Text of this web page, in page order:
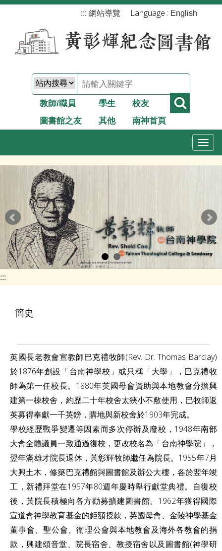
跳
::: 網站導覽 Language : English
教師/職員 學生
校友
圖書館之友
其他 南神首頁
T
l
e
n
a
i
o
n
:::
簡史
英國長老教會宣教師巴克禮牧師(Rev. Dr. Thomas Barclay)
於1876年創設「台南神學校」或只稱「大學」，巴克禮牧
師為第一任校長。1880年英國母會資助與本地教會分擔興
建第一棟校舍，約歷二十年校舍太狹小不敷使用，巴牧師返
英募得奉獻一千英鎊，購地與新校舍於1903年完成。
學校經歷戰爭變遷等因素而多次停辦及廢校，1948年南部
大會全體議員一致通過復校，更改校名為「台南神學院」，
翌年滿雄才院長退休，黃彰輝牧師繼任為院長。1955年7月
大興土木，修築巴克禮館與圖書館及辦公大樓，各於翌年竣
工，新禮拜堂在1957年80週年慶時舉行獻堂典禮。 自復校
後，黃院長積極向各方勸募擴建圖書館。1962年獲得國際
宣道會神學教育基金的鉅額授款，英國母會、金陵神學基金
董事會、聖公會、衛理公會與本地教會及海外各教會的捐
款，興建頌音堂、院長宿舍、教授宿舍以及圖書館(神學研